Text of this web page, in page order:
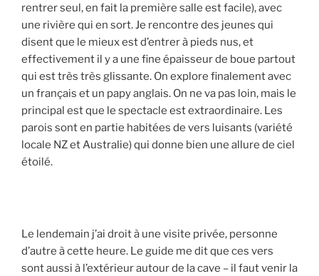
rentrer seul, en fait la première salle est facile), avec
une rivière qui en sort. Je rencontre des jeunes qui
disent que le mieux est d’entrer à pieds nus, et
effectivement il y a une fine épaisseur de boue partout
qui est très très glissante. On explore finalement avec
un français et un papy anglais. On ne va pas loin, mais le
principal est que le spectacle est extraordinaire. Les
parois sont en partie habitées de vers luisants (variété
locale NZ et Australie) qui donne bien une allure de ciel
étoilé.
Le lendemain j’ai droit à une visite privée, personne
d’autre à cette heure. Le guide me dit que ces vers
sont aussi à l’extérieur autour de la cave – il faut venir la